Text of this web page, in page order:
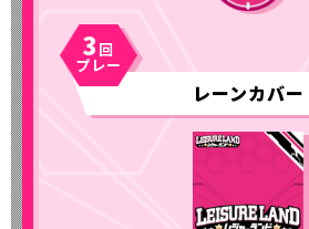
3
レーンカバー